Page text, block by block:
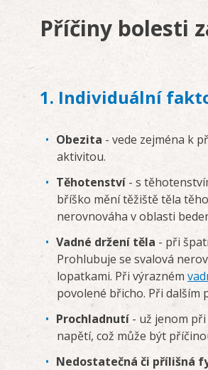
Příčiny bolesti
1. Individuální
Obezita - vede zejména k
aktivitou.
Těhotenství - s
bříško mění těžiště těla
nerovnováha v oblasti
Vadné držení těla - při
Prohlubuje se svalová
lopatkami. Při výrazném
povolené břicho. Při dalším
Prochladnutí - už jenom
napětí, což může být
Nedostatečná či přílišná